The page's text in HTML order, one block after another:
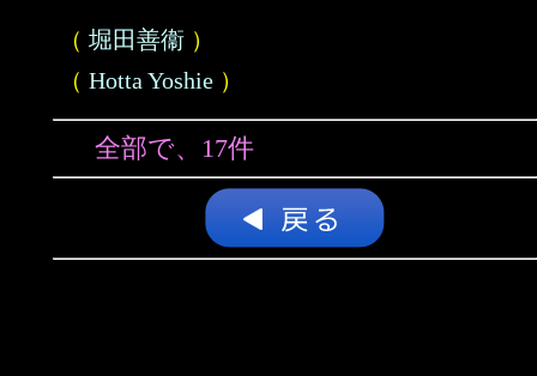
（ 堀田善衞 ）
（ Hotta Yoshie ）
全部で、17件